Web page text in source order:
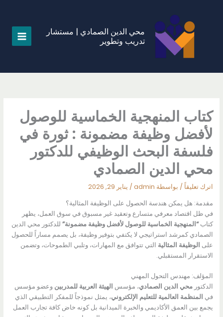
محي الدين الصمادي | مستشار
تدريب وتطوير
كتاب المنهجية الخماسية للوصول
لأفضل وظيفة مضمونة : ثورة في
فلسفة البحث الوظيفي للدكتور
محي الدين الصمادي
اترك تعليقاً / بواسطة admin
/ يناير 29, 2026
مقدمة: هل يمكن هندسة الحصول على الوظيفة المثالية؟
في ظل اقتصاد معرفي متسارع وتعقيد غير مسبوق في سوق العمل، يظهر
كتاب“المنهجية الخماسية للوصول لأفضل وظيفة مضمونة”للدكتور محي الدين
الصمادي كمرشد استراتيجي لا يكتفي بتوفير وظيفة، بل يصمم مساراً للحصول
على الوظيفة المثالية التي تتوافق مع المهارات، وتلبي الطموحات، وتضمن
الاستقرار المستقبلي.
المؤلف: مهندس التحول المهني
الدكتور محي الدين الصمادي، مؤسس الهيئة العربية للمدربين وعضو مؤسس
في المنظمة العالمية للتعليم الإلكتروني، يمثل نموذجاً للمفكر التطبيقي الذي
يجمع بين العمق الأكاديمي والخبرة الميدانية بل كونه خاض كافة تجارب العمل